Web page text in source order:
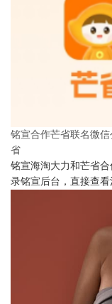
铭宣合作芒省联名微
省
铭宣海淘大力和芒省
录铭宣后台，直接查看